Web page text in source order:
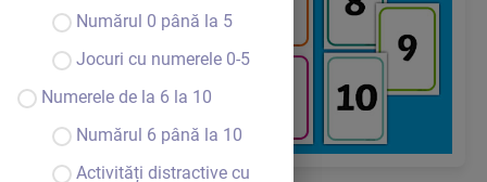
Numărul 0 până la 5
Jocuri cu numerele 0-5
Numerele de la 6 la 10
Numărul 6 până la 10
Activități distractive cu